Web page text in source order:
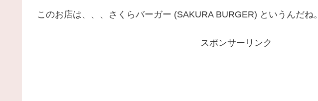
このお店は、、、さくらバーガー (SAKURA BURGER) というんだね。
スポンサーリンク